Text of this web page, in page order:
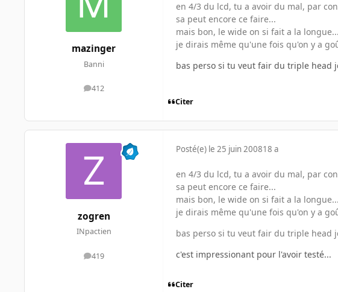
mazinger
Banni
412
messages
en 4/3 du lcd, tu a avoir du mal, par
sa peut encore ce faire...
mais bon, le wide on si fait a la longue...
je dirais même qu'une fois qu'on y a
bas perso si tu veut fair du triple head
Citer
zogren
INpactien
419
messages
Posté(e) le 25 juin 200818 a
en 4/3 du lcd, tu a avoir du mal, par
sa peut encore ce faire...
mais bon, le wide on si fait a la longue...
je dirais même qu'une fois qu'on y a
bas perso si tu veut fair du triple head
c'est impressionant pour l'avoir testé...
Citer